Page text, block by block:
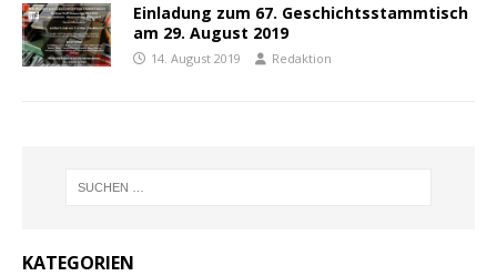
Einladung zum 67. Geschichtsstammtisch
am 29. August 2019
14. August 2019 Redaktion
KATEGORIEN